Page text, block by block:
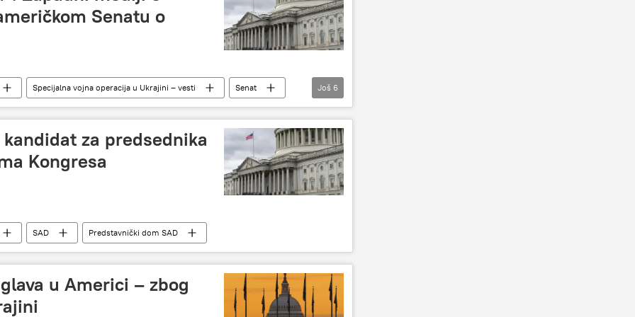
Senatu o
Specijalna vojna operacija u Ukrajini – vesti
Senat
Vladimir Zelenski pomoć
Demokrate
Još 6
za predsednika
Kongresa
SAD Predstavnički dom SAD
u Americi – zbog